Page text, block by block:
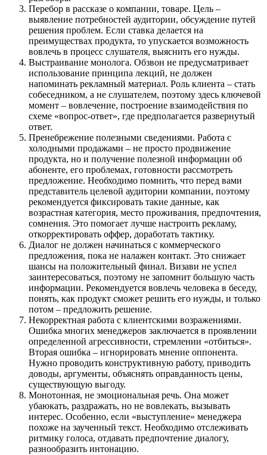
Перебор в рассказе о компании, товаре. Цель –
выявление потребностей аудитории, обсуждение путей
решения проблем. Если ставка делается на
преимуществах продукта, то упускается возможность
вовлечь в процесс слушателя, выяснить его нужды.
Выстраивание монолога. Обзвон не предусматривает
использование принципа лекций, не должен
напоминать рекламный материал. Роль клиента – стать
собеседником, а не слушателем, поэтому здесь ключевой
момент – вовлечение, построение взаимодействия по
схеме «вопрос-ответ», где предполагается развернутый
ответ.
Пренебрежение полезными сведениями. Работа с
холодными продажами – не просто продвижение
продукта, но и получение полезной информации об
абоненте, его проблемах, готовности рассмотреть
предложение. Необходимо помнить, что перед вами
представитель целевой аудитории компании, поэтому
рекомендуется фиксировать такие данные, как
возрастная категория, место проживания, предпочтения,
сомнения. Это помогает лучше настроить рекламу,
откорректировать оффер, доработать тактику.
Диалог не должен начинаться с коммерческого
предложения, пока не налажен контакт. Это снижает
шансы на положительный финал. Визави не успел
заинтересоваться, поэтому не запомнит большую часть
информации. Рекомендуется вовлечь человека в беседу,
понять, как продукт сможет решить его нужды, и только
потом – предложить решение.
Некорректная работа с клиентскими возражениями.
Ошибка многих менеджеров заключается в проявлении
определенной агрессивности, стремлении «отбиться».
Вторая ошибка – игнорировать мнение оппонента.
Нужно проводить конструктивную работу, приводить
доводы, аргументы, объяснять оправданность цены,
существующую выгоду.
Монотонная, не эмоциональная речь. Она может
убаюкать, раздражать, но не вовлекать, вызывать
интерес. Особенно, если «выступление» менеджера
похоже на заученный текст. Необходимо отслеживать
ритмику голоса, отдавать предпочтение диалогу,
разнообразить интонацию.